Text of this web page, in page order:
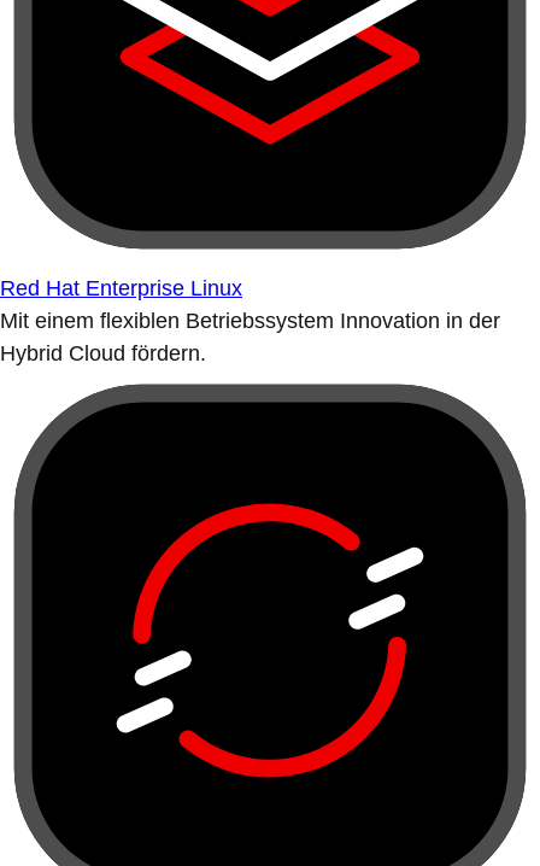
Red Hat Enterprise Linux
Mit einem flexiblen Betriebssystem Innovation in der
Hybrid Cloud fördern.